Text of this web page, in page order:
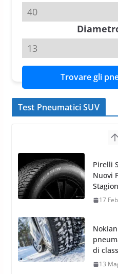
su
11
Trovare gli
Test Pneumatici SUV
Nokian
di
13
Nokian
23